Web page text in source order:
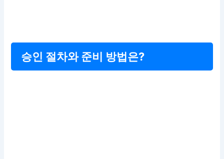
승인 절차와 준비 방법은?